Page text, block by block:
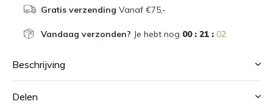
Gratis verzending Vanaf €75,-
Vandaag verzonden? Je hebt nog 00 : 21 : 02
Beschrijving
Delen